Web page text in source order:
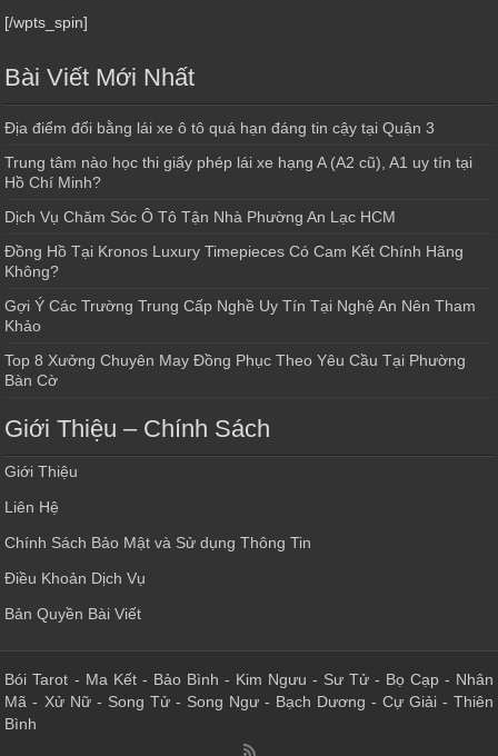
[/wpts_spin]
Bài Viết Mới Nhất
Địa điểm đổi bằng lái xe ô tô quá hạn đáng tin cậy tại Quận 3
Trung tâm nào học thi giấy phép lái xe hạng A (A2 cũ), A1 uy tín tại
Hồ Chí Minh?
Dịch Vụ Chăm Sóc Ô Tô Tận Nhà Phường An Lạc HCM
Đồng Hồ Tại Kronos Luxury Timepieces Có Cam Kết Chính Hãng
Không?
Gợi Ý Các Trường Trung Cấp Nghề Uy Tín Tại Nghệ An Nên Tham
Khảo
Top 8 Xưởng Chuyên May Đồng Phục Theo Yêu Cầu Tại Phường
Bàn Cờ
Giới Thiệu – Chính Sách
Giới Thiệu
Liên Hệ
Chính Sách Bảo Mật và Sử dụng Thông Tin
Điều Khoản Dịch Vụ
Bản Quyền Bài Viết
Bói Tarot - Ma Kết- Bảo Bình - Kim Ngưu - Sư Tử- Bọ Cạp- Nhân
Mã - Xử Nữ- Song Tử- Song Ngư- Bạch Dương - Cự Giải- Thiên
Bình